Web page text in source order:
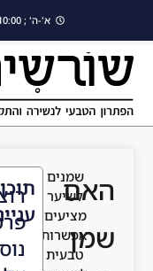
א'-ה' ; 10:00 - 18:00
האם
שמן
שמנים
לשיער
מציעים
אפשרות
טבעית
תוכן